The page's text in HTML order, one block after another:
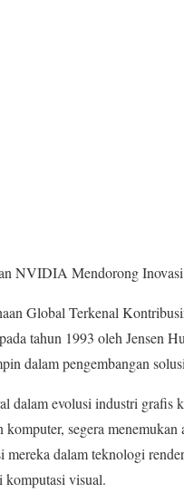
NVIDIA Mendorong
Global Terkenal
tahun 1993 oleh Jensen
dalam pengembangan
dalam evolusi industri grafis
segera
dalam teknologi
komputasi visual.